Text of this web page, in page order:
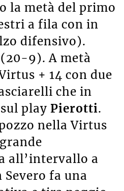
la metà del primo
a fila con in
difensivo).
(20-9).A metà
+ 14 con due
che in
sul playPierotti.
nella Virtus
all’intervallo a
Severo fa una